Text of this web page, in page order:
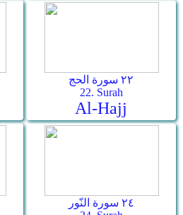
٢٢ سورة الحج
22. Surah
Al-Hajj
٢٤ سورة النّور